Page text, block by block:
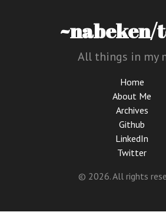
~nabeken/
All things in my
Home
About Me
Archives
Github
LinkedIn
Twitter
© 2026. All rights